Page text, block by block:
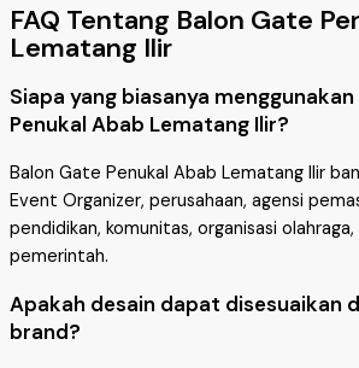
FAQ Tentang Balon Gate
Lematang Ilir
Siapa yang biasanya
Penukal Abab Lematang Ilir?
Balon Gate Penukal Abab Lematang Ilir
Event Organizer, perusahaan, agensi
pendidikan, komunitas, organisasi
pemerintah.
Apakah desain dapat disesuaikan
brand?